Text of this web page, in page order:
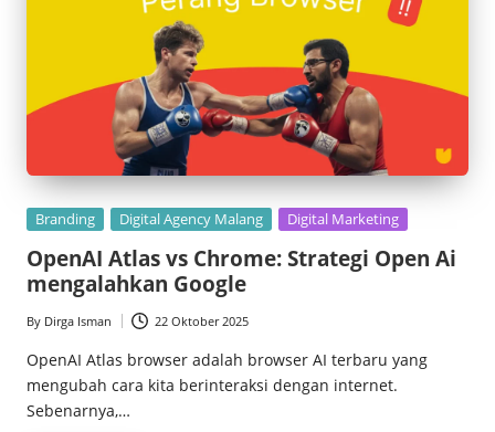
Posted
Branding Digital Agency Malang Digital Marketing
OpenAI Atlas vs Chrome: Strategi Open Ai
mengalahkan Google
Posted
by
By Dirga Isman 22 Oktober 2025
OpenAI Atlas browser adalah browser AI terbaru yang
mengubah cara kita berinteraksi dengan internet.
Sebenarnya,…